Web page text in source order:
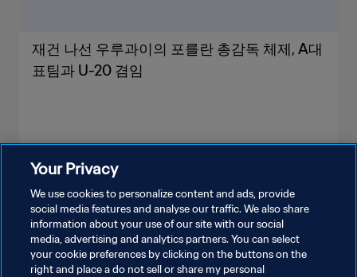
재건 나선 우루과이의 포를란 총감독 체제, A대
표팀과 U-20 겸임
Your Privacy
We use cookies to personalize content and ads, provide
social media features and analyse our traffic. We also share
information about your use of our site with our social
media, advertising and analytics partners. You can select
your cookie preferences by clicking on the buttons on the
right and place a do not sell or share my personal